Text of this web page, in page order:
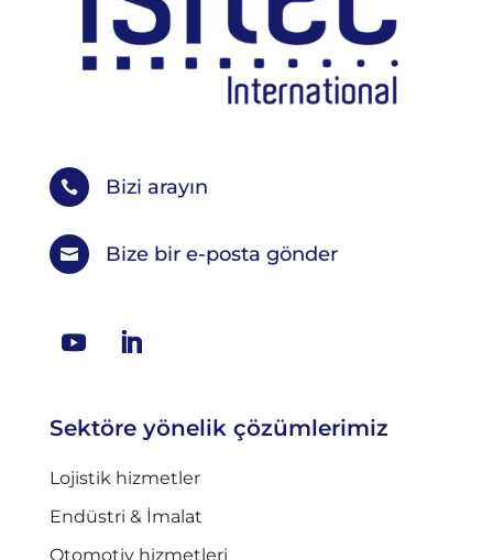
 Bizi arayın
 Bize bir e-posta gönder
Sektöre yönelik çözümlerimiz
Lojistik hizmetler
Endüstri & İmalat
Otomotiv hizmetleri